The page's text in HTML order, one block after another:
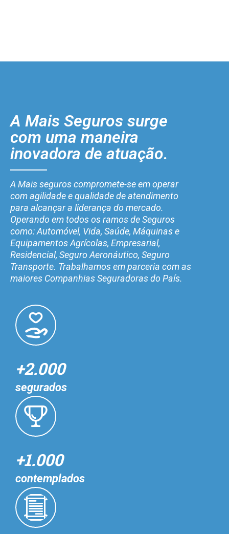
A Mais Seguros surge
com uma maneira
inovadora de atuação.
A Mais seguros compromete-se em operar
com agilidade e qualidade de atendimento
para alcançar a liderança do mercado.
Operando em todos os ramos de Seguros
como: Automóvel, Vida, Saúde, Máquinas e
Equipamentos Agrícolas, Empresarial,
Residencial, Seguro Aeronáutico, Seguro
Transporte. Trabalhamos em parceria com as
maiores Companhias Seguradoras do País.
+2.000
segurados
+1.000
contemplados